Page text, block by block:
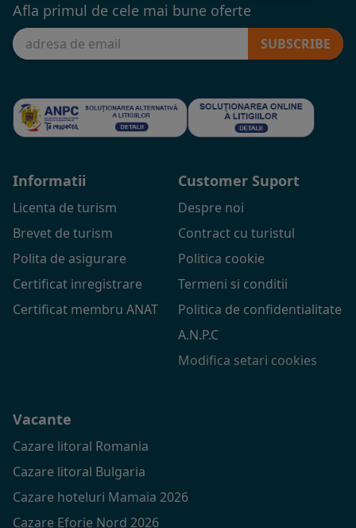
Afla primul de cele mai bune oferte
SUBSCRIBE
Informatii
Licenta de turism
Brevet de turism
Polita de asigurare
Certificat inregistrare
Certificat membru ANAT
Customer Suport
Despre noi
Contract cu turistul
Politica cookie
Termeni si conditii
Politica de confidentialitate
A.N.P.C
Modifica setari cookies
Vacante
Cazare litoral Romania
Cazare litoral Bulgaria
Cazare hoteluri Mamaia 2026
Cazare Eforie Nord 2026